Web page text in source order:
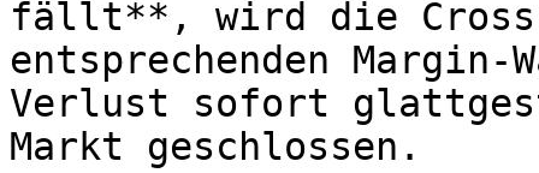
fällt**, wird die
entsprechenden Margin-
Verlust sofort
Markt geschlossen.